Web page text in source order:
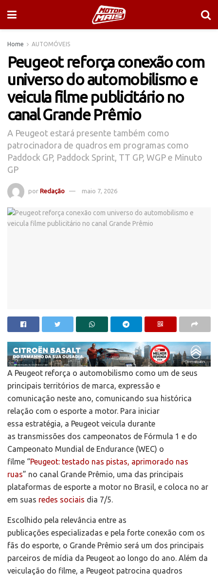
Home AUTOMÓVEIS
Peugeot reforça conexão com
universo do automobilismo e
veicula filme publicitário no
canal Grande Prêmio
A Peugeot estará presente também como
patrocinadora de quadros em programas como
Paddock GP, Paddock Sprint, TT GP, WGP e Minuto
GP
por Redação maio 7, 2026
A Peugeot reforça o automobilismo como um de seus
principais territórios de marca, expressão e
comunicação neste ano, comunicando sua histórica
relação com o esporte a motor. Para iniciar
essa estratégia, a Peugeot veicula durante
as transmissões dos campeonatos de Fórmula 1 e do
Campeonato Mundial de Endurance (WEC) o
filme “Peugeot: testado nas pistas, aprimorado nas
ruas” no canal Grande Prêmio, uma das principais
plataformas de esporte a motor no Brasil, e coloca no ar
em suas redes sociais dia 7/5.
Escolhido pela relevância entre as
publicações especializadas e pela forte conexão com os
fãs do esporte, o Grande Prêmio será um dos principais
parceiros de mídia da Peugeot ao longo do ano. Além da
veiculação do filme, a Peugeot patrocina quadros